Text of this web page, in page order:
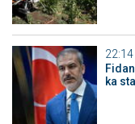
22:14
ka